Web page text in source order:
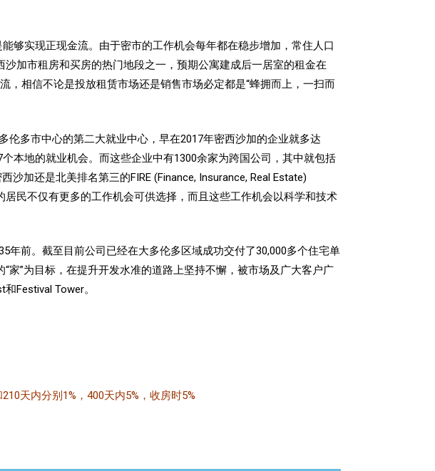
够实现正现金流。由于密市的工作机会每年都在稳步增加，常住人口
加市租房和买房的热门地段之一， 预期公寓建成后一居室的租金在
，相信不论是投放租赁市场还是销售市场必定都是“蜂拥而上，一扫而
多市中心的第二大就业中心，早在2017年密西沙加的企业就多达
本地的就业机会。而这些企业中有1300余家为跨国公司，其中就包括
加还是北美排名第三的FIRE (Finance, Insurance, Real Estate)
民不仅有更多的工作机会可供选择，而且这些工作机会以科学和技术
年前。截至目前公司已经在大多伦多区域成功交付了30,000多个住宅单
家”为目标，在提升开发水准的道路上坚持不懈，被市场及广大客户广
Festival Tower。
天内分别1%，400天内5%，收房时5%